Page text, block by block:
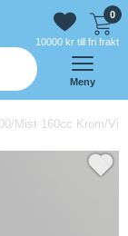
0
10000 kr till fri frakt
Meny
Mist 160cc Krom/